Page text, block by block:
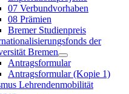
07 Verbundvorhaben
08 Prämien
Bremer Studienpreis
der
Bremen
Antragsformular
Antragsformular (Kopie 1)
Lehrendenmobilität